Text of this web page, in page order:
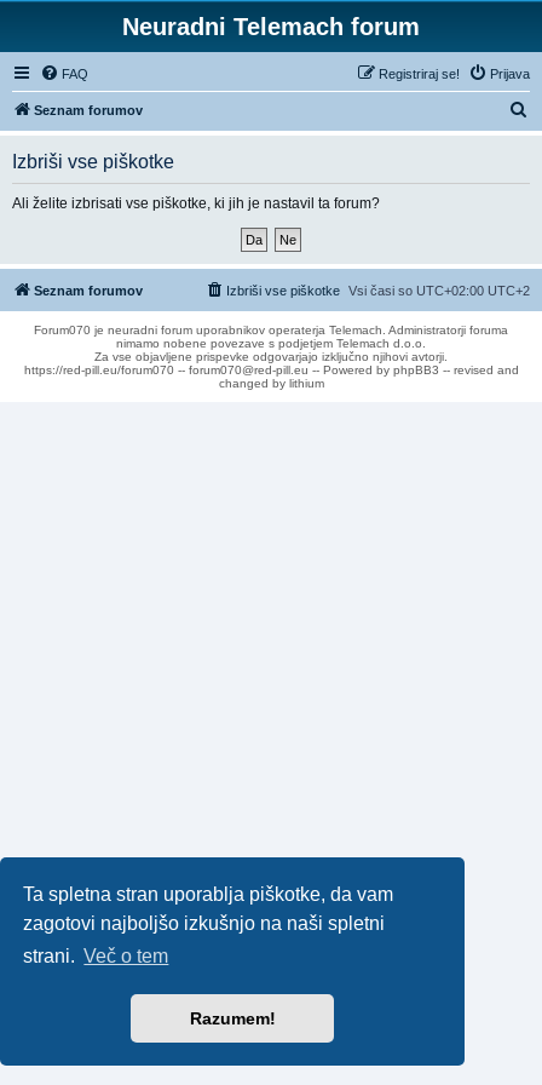
Ta spletna stran uporablja piškotke, da vam
zagotovi najboljšo izkušnjo na naši spletni
strani. Več o tem
Razumem!
Neuradni Telemach forum
FAQ Prijava
Registriraj se!
Seznam forumov
s
Izbriši vse piškotke
Ali želite izbrisati vse piškotke, ki jih je nastavil ta forum?
Seznam forumov Vsi časi so UTC+02:00 UTC+2
Izbriši vse piškotke
Forum070 je neuradni forum uporabnikov operaterja Telemach. Administratorji foruma
nimamo nobene povezave s podjetjem Telemach d.o.o.
Za vse objavljene prispevke odgovarjajo izključno njihovi avtorji.
https://red-pill.eu/forum070 -- forum070@red-pill.eu -- Powered by phpBB3 -- revised and
changed by lithium